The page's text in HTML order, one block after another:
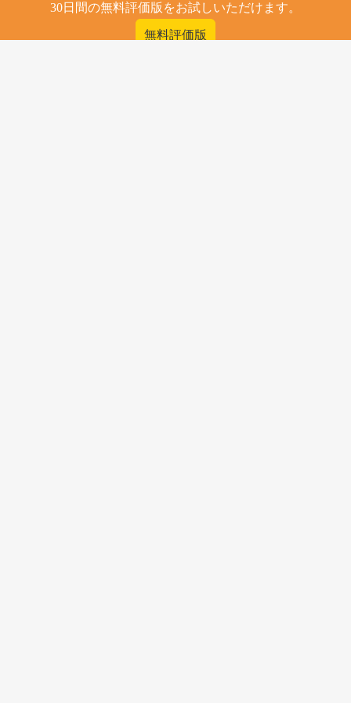
30日間の無料評価版をお試しいただけます。
無料評価版